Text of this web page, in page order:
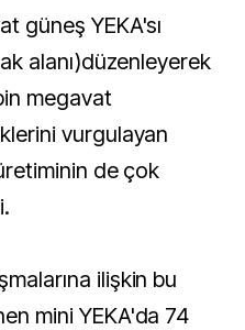
güneş YEKA'sı
alanı)düzenleyerek
megavat
vurgulayan
de çok
ilişkin bu
mini YEKA'da 74